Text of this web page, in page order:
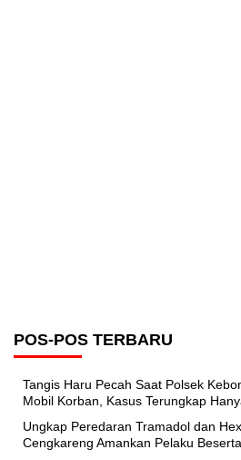
POS-POS TERBARU
Tangis Haru Pecah Saat Polsek
Mobil Korban, Kasus Terungkap
Ungkap Peredaran Tramadol dan
Cengkareng Amankan Pelaku